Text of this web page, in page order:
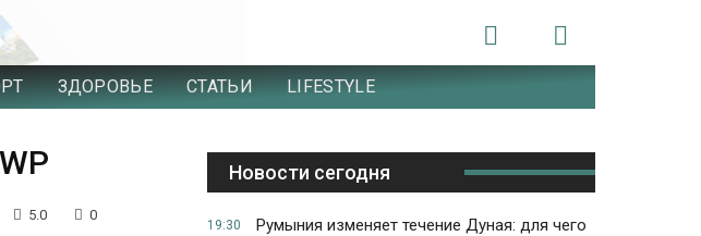
ЗДОРОВЬЕ СТАТЬИ LIFESTYLE
5.0 0
Новости сегодня
19:30
Румыния изменяет течение Дуная: для чего